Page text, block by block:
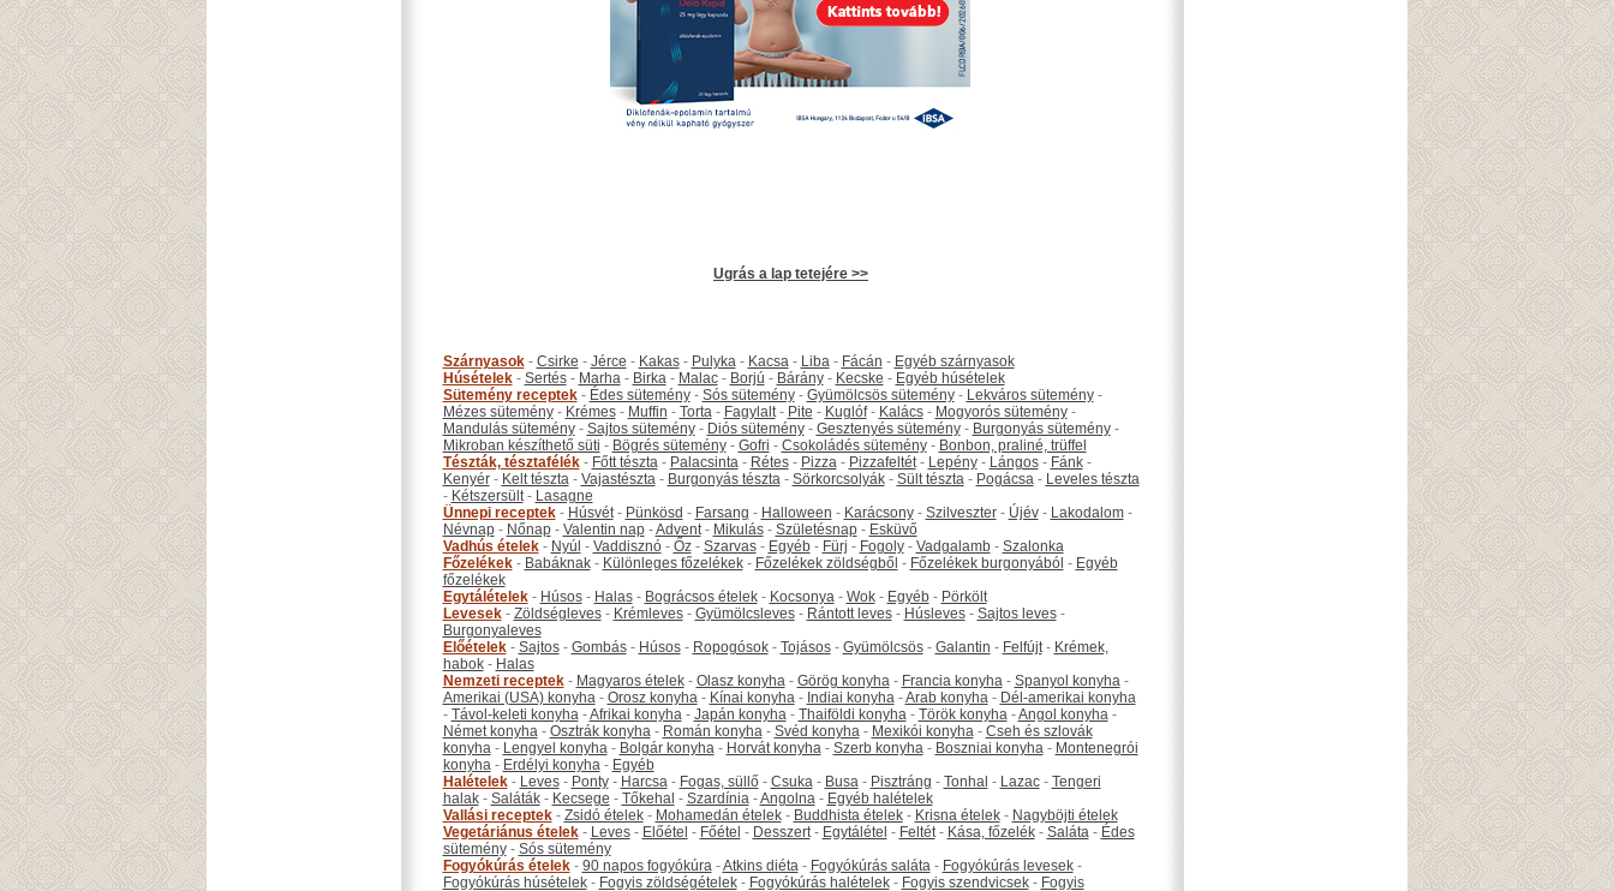
Ugrás a lap tetejére >>
Szárnyasok- Csirke - Jérce - Kakas- Pulyka- Kacsa- Liba- Fácán - Egyéb szárnyasok
Húsételek- Sertés- Marha- Birka- Malac- Borjú - Bárány- Kecske - Egyéb húsételek
Sütemény receptek- Édes sütemény- Sós sütemény- Gyümölcsös sütemény- Lekváros sütemény-
Mézes sütemény- Krémes- Muffin - Torta- Fagylalt- Pite - Kuglóf- Kalács- Mogyorós sütemény-
Mandulás sütemény- Sajtos sütemény- Diós sütemény- Gesztenyés sütemény- Burgonyás sütemény-
Mikroban készíthető süti - Bögrés sütemény- Gofri - Csokoládés sütemény- Bonbon, praliné, trüffel
Tészták, tésztafélék- Főtt tészta- Palacsinta- Rétes- Pizza- Pizzafeltét- Lepény- Lángos- Fánk-
Kenyér- Kelt tészta- Vajastészta- Burgonyás tészta- Sörkorcsolyák- Sült tészta- Pogácsa- Leveles tészta
- Kétszersült- Lasagne
Ünnepi receptek- Húsvét- Pünkösd - Farsang - Halloween - Karácsony- Szilveszter- Újév- Lakodalom-
Névnap- Nőnap- Valentin nap-Advent- Mikulás- Születésnap- Esküvő
Vadhús ételek- Nyúl - Vaddisznó- Őz- Szarvas- Egyéb- Fürj - Fogoly- Vadgalamb- Szalonka
Főzelékek- Babáknak- Különleges főzelékek- Főzelékek zöldségből - Főzelékek burgonyából - Egyéb
főzelékek
Egytálételek- Húsos- Halas- Bográcsos ételek- Kocsonya- Wok- Egyéb- Pörkölt
Levesek- Zöldségleves- Krémleves- Gyümölcsleves- Rántott leves- Húsleves- Sajtos leves-
Burgonyaleves
Előételek- Sajtos- Gombás- Húsos- Ropogósok- Tojásos- Gyümölcsös- Galantin - Felfújt- Krémek,
habok- Halas
Nemzeti receptek- Magyaros ételek- Olasz konyha- Görög konyha- Francia konyha- Spanyol konyha-
Amerikai (USA) konyha- Orosz konyha- Kínai konyha- Indiai konyha-Arab konyha- Dél-amerikai konyha
- Távol-keleti konyha-Afrikai konyha- Japán konyha- Thaiföldi konyha- Török konyha-Angol konyha-
Német konyha- Osztrák konyha- Román konyha- Svéd konyha- Mexikói konyha- Cseh és szlovák
konyha- Lengyel konyha- Bolgár konyha- Horvát konyha- Szerb konyha- Boszniai konyha- Montenegrói
konyha- Erdélyi konyha- Egyéb
Halételek- Leves- Ponty- Harcsa- Fogas, süllő- Csuka- Busa- Pisztráng - Tonhal - Lazac- Tengeri
halak- Saláták- Kecsege - Tőkehal - Szardínia-Angolna- Egyéb halételek
Vallási receptek- Zsidó ételek- Mohamedán ételek- Buddhista ételek- Krisna ételek- Nagyböjti ételek
Vegetáriánus ételek- Leves- Előétel - Főétel - Desszert- Egytálétel - Feltét- Kása, főzelék- Saláta- Édes
sütemény- Sós sütemény
Fogyókúrás ételek- 90 napos fogyókúra-Atkins diéta- Fogyókúrás saláta- Fogyókúrás levesek-
Fogyókúrás húsételek- Fogyis zöldségételek- Fogyókúrás halételek- Fogyis szendvicsek- Fogyis